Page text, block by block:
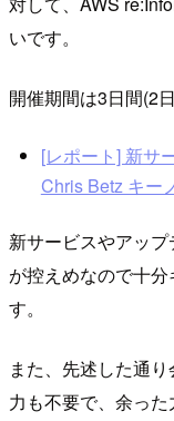
いです。
開催期間は3日間(2
[レポート] 新サ
Chris Betz キー
新サービスやアッ
が控えめなので十
す。
また、先述した通
力も不要で、余っ